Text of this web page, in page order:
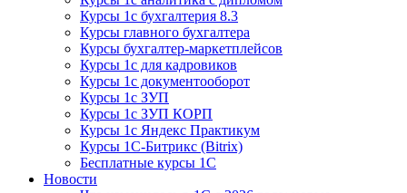
Курсы 1с бухгалтерия 8.3
Курсы главного бухгалтера
Курсы бухгалтер-маркетплейсов
Курсы 1с для кадровиков
Курсы 1с документооборот
Курсы 1с ЗУП
Курсы 1с ЗУП КОРП
Курсы 1с Яндекс Практикум
Курсы 1С-Битрикс (Bitrix)
Бесплатные курсы 1С
Новости